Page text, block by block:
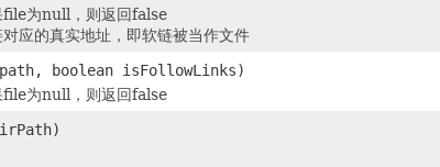
file为null，则返回false
应的真实地址，即软链被当作文件
path, boolean isFollowLinks)
file为null，则返回false